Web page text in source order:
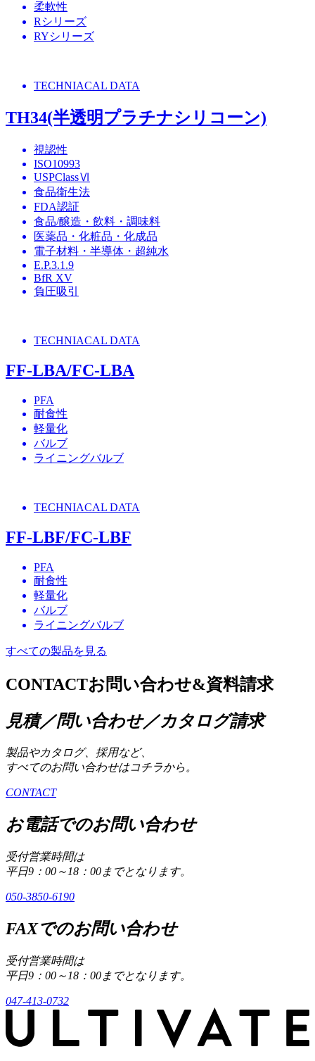
柔軟性
Rシリーズ
RYシリーズ
TECHNIACAL DATA
TH34(半透明プラチナシリコーン)
視認性
ISO10993
USPClassⅥ
食品衛生法
FDA認証
食品/醸造・飲料・調味料
医薬品・化粧品・化成品
電子材料・半導体・超純水
E.P.3.1.9
BfR XV
負圧吸引
TECHNIACAL DATA
FF-LBA/FC-LBA
PFA
耐食性
軽量化
バルブ
ライニングバルブ
TECHNIACAL DATA
FF-LBF/FC-LBF
PFA
耐食性
軽量化
バルブ
ライニングバルブ
すべての製品を見る
CONTACTお問い合わせ&資料請求
見積／問い合わせ／カタログ請求
製品やカタログ、採用など、
すべてのお問い合わせはコチラから。
CONTACT
お電話でのお問い合わせ
受付営業時間は
平日9：00～18：00までとなります。
050-3850-6190
FAXでのお問い合わせ
受付営業時間は
平日9：00～18：00までとなります。
047-413-0732